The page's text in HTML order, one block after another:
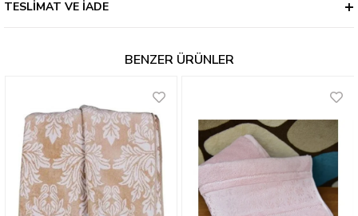
TESLIMAT VE İADE
BENZER ÜRÜNLER